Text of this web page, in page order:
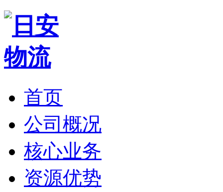
首页
公司概况
核心业务
资源优势